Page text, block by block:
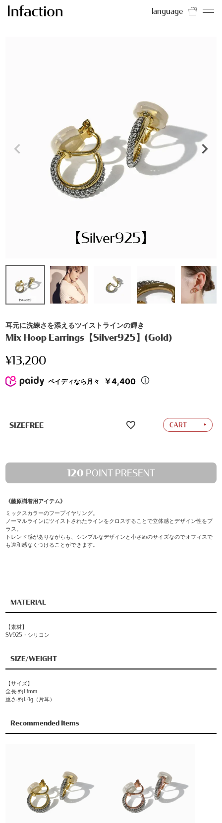
language 0
耳元に洗練さを添えるツイストラインの輝き
Mix Hoop Earrings【Silver925】(Gold)
¥13,200
ペイディなら月々 ￥4,400
SIZEFREE
120 POINT PRESENT
《藤原樹着用アイテム》
ミックスカラーのフープイヤリング。
ノーマルラインにツイストされたラインをクロスすることで立体感とデザイン性をプ
ラス。
トレンド感がありながらも、シンプルなデザインと小さめのサイズなのでオフィスで
も違和感なくつけることができます。
MATERIAL
【素材】
SV925・シリコン
SIZE/WEIGHT
【サイズ】
全長:約13mm
重さ:約1.4g（片耳）
Recommended Items